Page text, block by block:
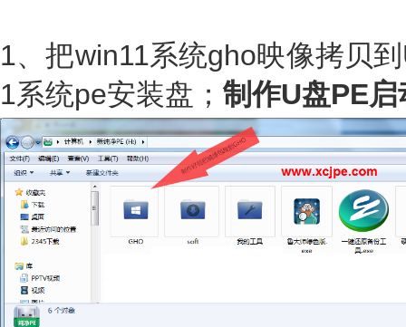
1、把win11系统gho映像拷贝
1系统pe安装盘； 制作U盘PE启